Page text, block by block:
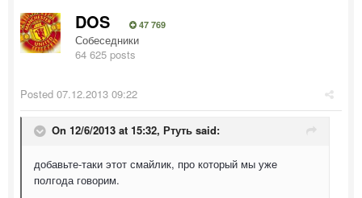
DOS 47 769
Собеседники
64 625 posts
Posted 07.12.2013 09:22
On 12/6/2013 at 15:32, Ртуть said:
добавьте-таки этот смайлик, про который мы уже
полгода говорим.